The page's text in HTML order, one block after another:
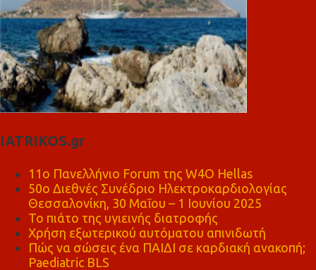
IATRIKOS.gr
11ο Πανελλήνιο Forum της W4O Hellas
50ο Διεθνές Συνέδριο Ηλεκτροκαρδιολογίας
Θεσσαλονίκη, 30 Μαΐου – 1 Ιουνίου 2025
Το πιάτο της υγιεινής διατροφής
Χρήση εξωτερικού αυτόματου απινιδωτή
Πώς να σώσεις ένα ΠΑΙΔΙ σε καρδιακή ανακοπή;
Paediatric BLS